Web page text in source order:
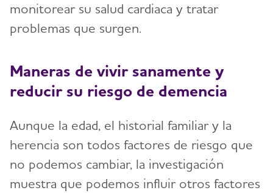
monitorear su salud cardiaca y tratar
problemas que surgen.
Maneras de vivir sanamente y
reducir su riesgo de demencia
Aunque la edad, el historial familiar y la
herencia son todos factores de riesgo que
no podemos cambiar, la investigación
muestra que podemos influir otros factores